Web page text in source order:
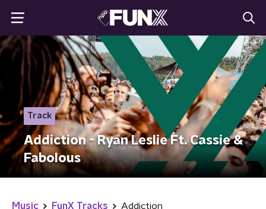
Track
Addiction - Ryan Leslie Ft. Cassie &
Fabolous
Music FunX Tracks Addiction